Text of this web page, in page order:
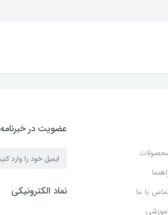
با ما
عضویت در خبرنامه
نماد الکترونیکی